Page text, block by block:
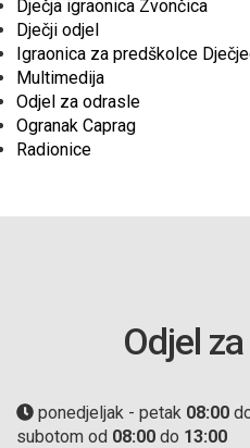
Dječja igraonica Zvončica
Dječji odjel
Igraonica za predškolce
Multimedija
Odjel za odrasle
Ogranak Caprag
Radionice
Odjel
ponedjeljak - petak 08:00
subotom od 08:00 do 13:00